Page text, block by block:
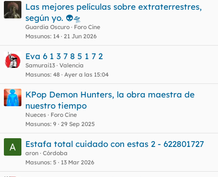
Las mejores películas sobre extraterrestres,
según yo. 👽🛸
Guardia Oscuro
Foro Cine
Masunos 14 21 Jun 2026
Eva 6 1 3 7 8 5 1 7 2
Samurai13 Valencia
Masunos 48 Ayer a las 15:04
KPop Demon Hunters, la obra maestra de
nuestro tiempo
Nueces
Foro Cine
Masunos 9 29 Sep 2025
Estafa total cuidado con estas 2 - 622801727
aron Córdoba
Masunos 5 13 Mar 2026